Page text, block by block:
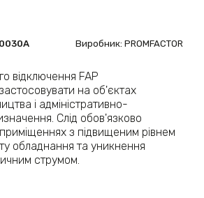
Виробник: PROMFACTOR
відключення FAP
на об'єктах
і адміністративно-
Слід обов'язково
з підвищеним рівнем
обладнання та уникнення
струмом.